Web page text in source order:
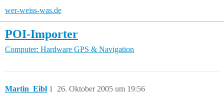
wer-weiss-was.de
POI-Importer
Computer: Hardware GPS & Navigation
Martin_Eibl 26. Oktober 2005 um 19:56
1